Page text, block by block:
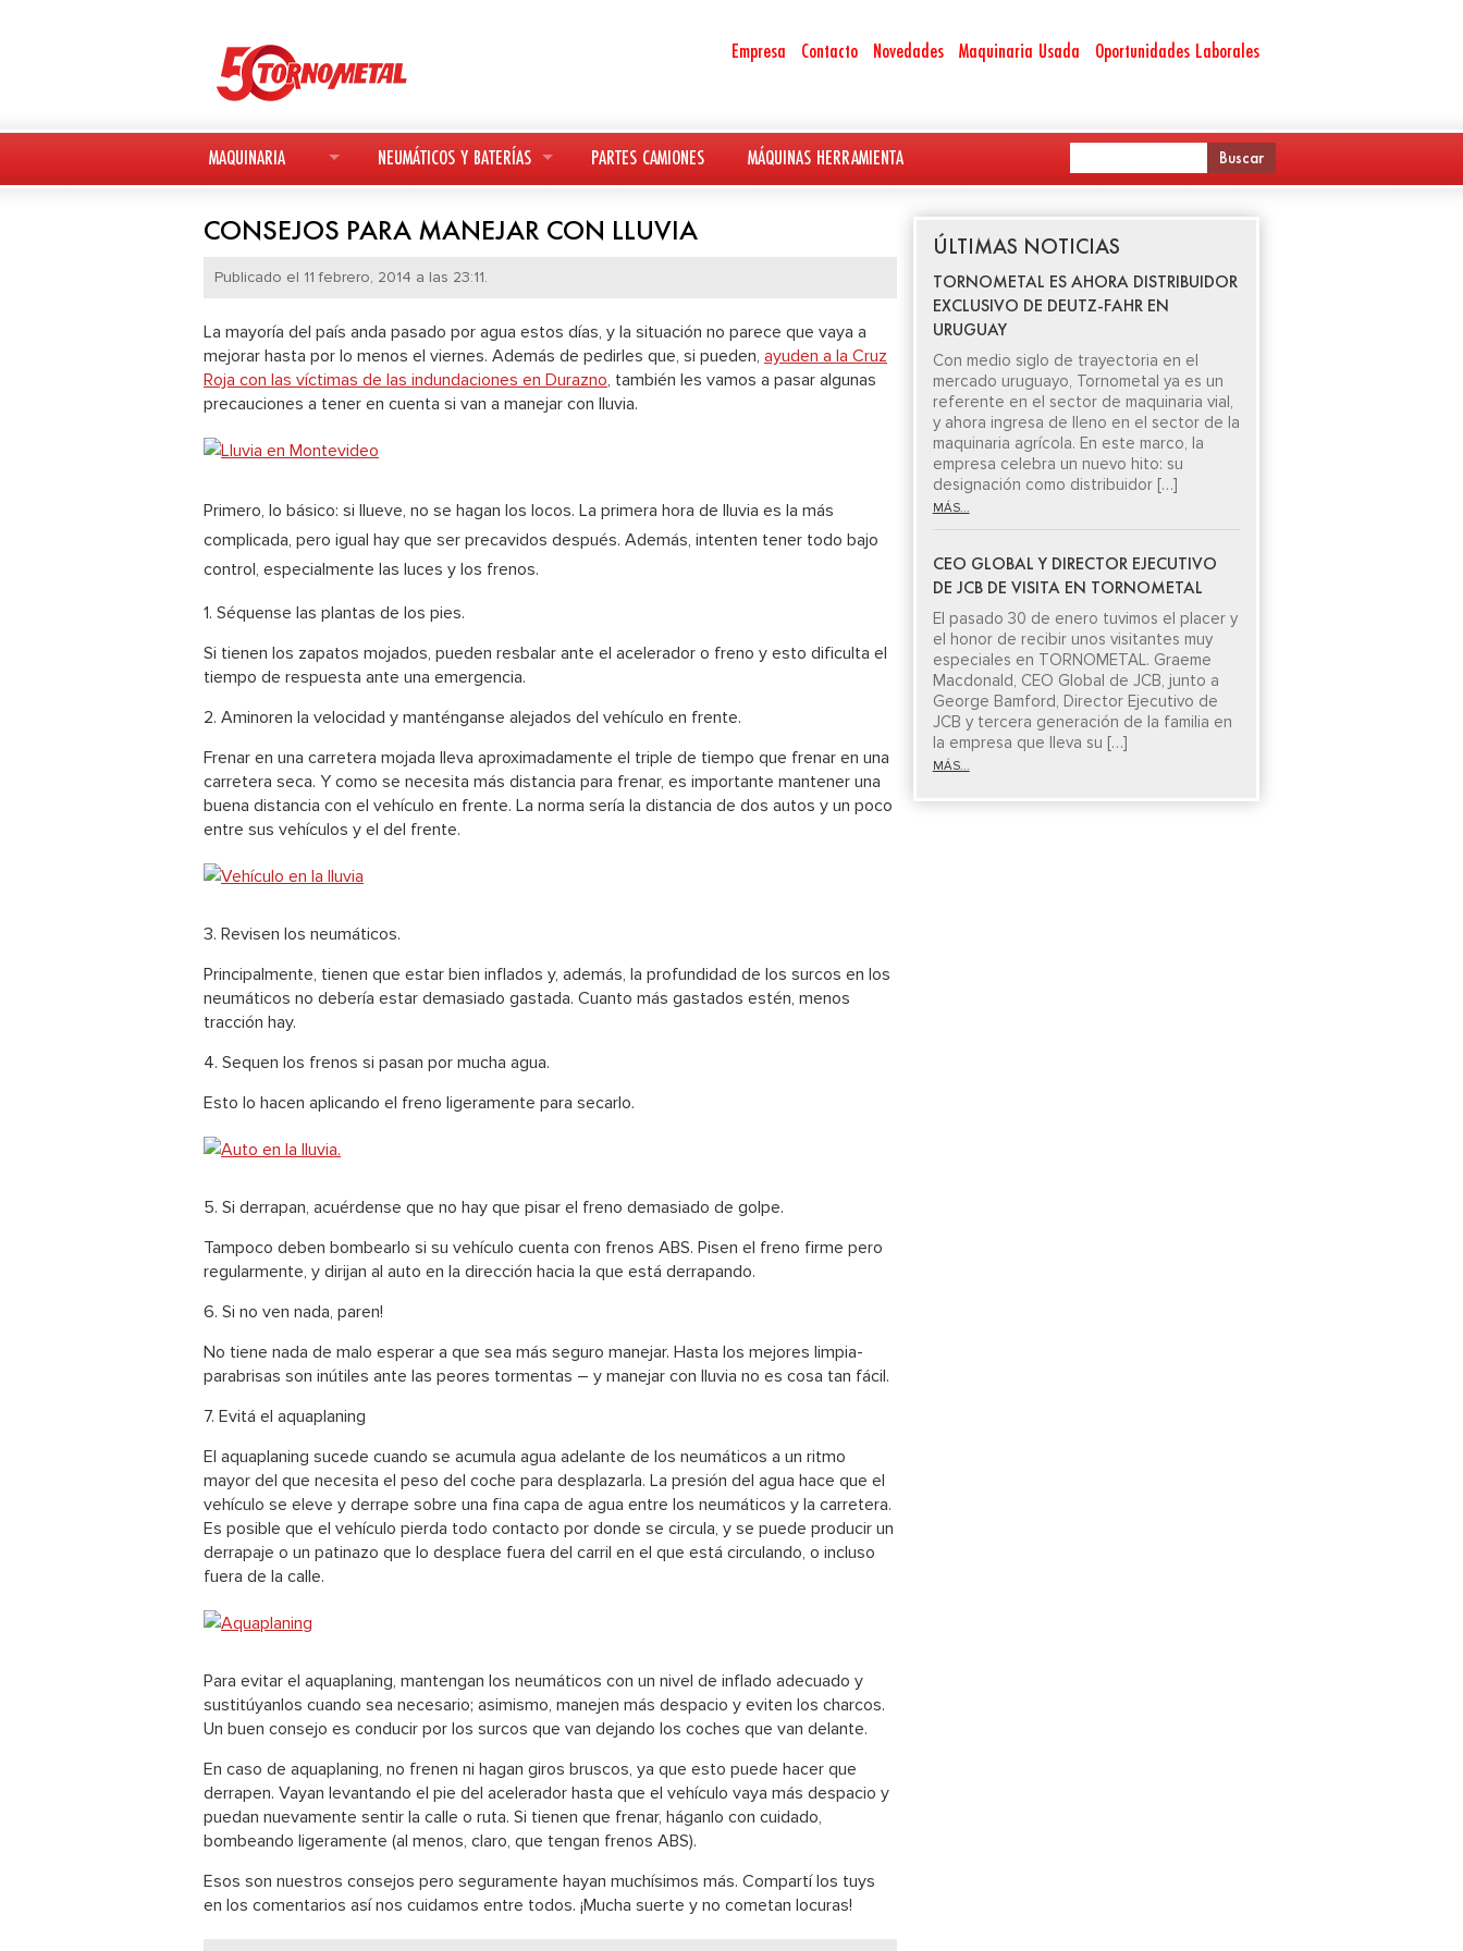
Empresa Contacto Novedades Maquinaria Usada Oportunidades Laborales
MAQUINARIA
AVANT
KESLA
NEUMÁTICOS Y BATERÍAS
PARTES CAMIONES MÁQUINAS HERRAMIENTA
CONSEJOS PARA MANEJAR CON LLUVIA
Publicado el 11 febrero, 2014 a las 23:11.
La mayoría del país anda pasado por agua estos días, y la situación no parece que vaya a
mejorar hasta por lo menos el viernes. Además de pedirles que, si pueden, ayuden a la Cruz
Roja con las víctimas de las indundaciones en Durazno, también les vamos a pasar algunas
precauciones a tener en cuenta si van a manejar con lluvia.
Primero, lo básico: si llueve, no se hagan los locos. La primera hora de lluvia es la más
complicada, pero igual hay que ser precavidos después. Además, intenten tener todo bajo
control, especialmente las luces y los frenos.
1. Séquense las plantas de los pies.
Si tienen los zapatos mojados, pueden resbalar ante el acelerador o freno y esto dificulta el
tiempo de respuesta ante una emergencia.
2. Aminoren la velocidad y manténganse alejados del vehículo en frente.
Frenar en una carretera mojada lleva aproximadamente el triple de tiempo que frenar en una
carretera seca. Y como se necesita más distancia para frenar, es importante mantener una
buena distancia con el vehículo en frente. La norma sería la distancia de dos autos y un poco
entre sus vehículos y el del frente.
3. Revisen los neumáticos.
Principalmente, tienen que estar bien inflados y, además, la profundidad de los surcos en los
neumáticos no debería estar demasiado gastada. Cuanto más gastados estén, menos
tracción hay.
4. Sequen los frenos si pasan por mucha agua.
Esto lo hacen aplicando el freno ligeramente para secarlo.
5. Si derrapan, acuérdense que no hay que pisar el freno demasiado de golpe.
Tampoco deben bombearlo si su vehículo cuenta con frenos ABS. Pisen el freno firme pero
regularmente, y dirijan al auto en la dirección hacia la que está derrapando.
6. Si no ven nada, paren!
No tiene nada de malo esperar a que sea más seguro manejar. Hasta los mejores limpia-
parabrisas son inútiles ante las peores tormentas – y manejar con lluvia no es cosa tan fácil.
7. Evitá el aquaplaning
El aquaplaning sucede cuando se acumula agua adelante de los neumáticos a un ritmo
mayor del que necesita el peso del coche para desplazarla. La presión del agua hace que el
vehículo se eleve y derrape sobre una fina capa de agua entre los neumáticos y la carretera.
Es posible que el vehículo pierda todo contacto por donde se circula, y se puede producir un
derrapaje o un patinazo que lo desplace fuera del carril en el que está circulando, o incluso
fuera de la calle.
Para evitar el aquaplaning, mantengan los neumáticos con un nivel de inflado adecuado y
sustitúyanlos cuando sea necesario; asimismo, manejen más despacio y eviten los charcos.
Un buen consejo es conducir por los surcos que van dejando los coches que van delante.
En caso de aquaplaning, no frenen ni hagan giros bruscos, ya que esto puede hacer que
derrapen. Vayan levantando el pie del acelerador hasta que el vehículo vaya más despacio y
puedan nuevamente sentir la calle o ruta. Si tienen que frenar, háganlo con cuidado,
bombeando ligeramente (al menos, claro, que tengan frenos ABS).
Esos son nuestros consejos pero seguramente hayan muchísimos más. Compartí los tuys
en los comentarios así nos cuidamos entre todos. ¡Mucha suerte y no cometan locuras!
ÚLTIMAS NOTICIAS
TORNOMETAL ES AHORA DISTRIBUIDOR
EXCLUSIVO DE DEUTZ-FAHR EN
URUGUAY
Con medio siglo de trayectoria en el
mercado uruguayo, Tornometal ya es un
referente en el sector de maquinaria vial,
y ahora ingresa de lleno en el sector de la
maquinaria agrícola. En este marco, la
empresa celebra un nuevo hito: su
designación como distribuidor […]
MÁS...
CEO GLOBAL Y DIRECTOR EJECUTIVO
DE JCB DE VISITA EN TORNOMETAL
El pasado 30 de enero tuvimos el placer y
el honor de recibir unos visitantes muy
especiales en TORNOMETAL. Graeme
Macdonald, CEO Global de JCB, junto a
George Bamford, Director Ejecutivo de
JCB y tercera generación de la familia en
la empresa que lleva su […]
MÁS...